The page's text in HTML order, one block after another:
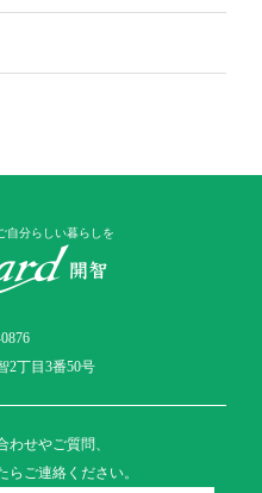
自分らしい暮らしを
2丁目3番50号
わせやご質問、
らご連絡ください。